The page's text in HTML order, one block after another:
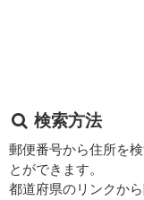
検索方法
郵便番号から住所を
とができます。
都道府県のリンクか